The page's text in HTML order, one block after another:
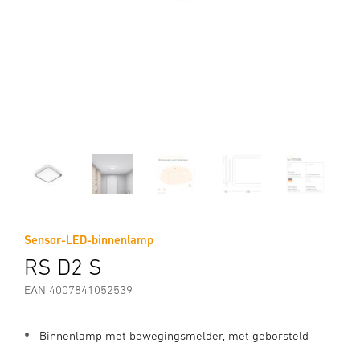
Sensor-LED-binnenlamp
RS D2 S
EAN 4007841052539
Binnenlamp met bewegingsmelder, met geborsteld